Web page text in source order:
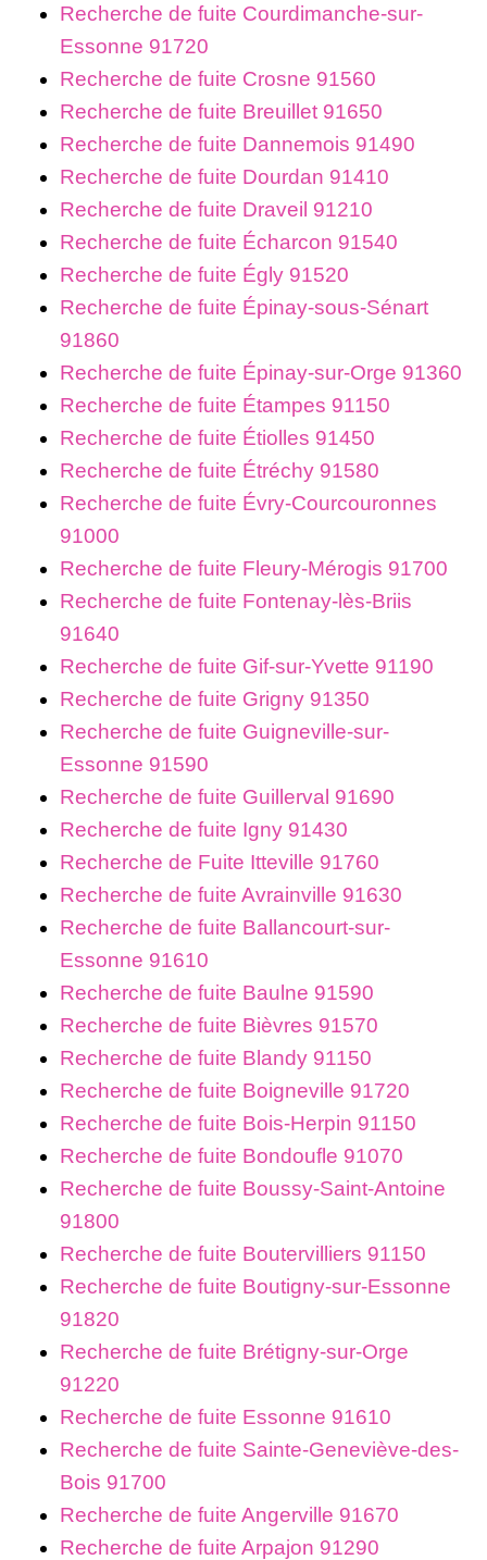
Recherche de fuite Courdimanche-sur-
Essonne 91720
Recherche de fuite Crosne 91560
Recherche de fuite Breuillet 91650
Recherche de fuite Dannemois 91490
Recherche de fuite Dourdan 91410
Recherche de fuite Draveil 91210
Recherche de fuite Écharcon 91540
Recherche de fuite Égly 91520
Recherche de fuite Épinay-sous-Sénart
91860
Recherche de fuite Épinay-sur-Orge 91360
Recherche de fuite Étampes 91150
Recherche de fuite Étiolles 91450
Recherche de fuite Étréchy 91580
Recherche de fuite Évry-Courcouronnes
91000
Recherche de fuite Fleury-Mérogis 91700
Recherche de fuite Fontenay-lès-Briis
91640
Recherche de fuite Gif-sur-Yvette 91190
Recherche de fuite Grigny 91350
Recherche de fuite Guigneville-sur-
Essonne 91590
Recherche de fuite Guillerval 91690
Recherche de fuite Igny 91430
Recherche de Fuite Itteville 91760
Recherche de fuite Avrainville 91630
Recherche de fuite Ballancourt-sur-
Essonne 91610
Recherche de fuite Baulne 91590
Recherche de fuite Bièvres 91570
Recherche de fuite Blandy 91150
Recherche de fuite Boigneville 91720
Recherche de fuite Bois-Herpin 91150
Recherche de fuite Bondoufle 91070
Recherche de fuite Boussy-Saint-Antoine
91800
Recherche de fuite Boutervilliers 91150
Recherche de fuite Boutigny-sur-Essonne
91820
Recherche de fuite Brétigny-sur-Orge
91220
Recherche de fuite Essonne 91610
Recherche de fuite Sainte-Geneviève-des-
Bois 91700
Recherche de fuite Angerville 91670
Recherche de fuite Arpajon 91290